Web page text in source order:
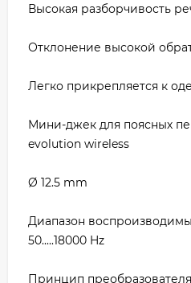
Высокая разборчивость
Отклонение высокой
Легко прикрепляется к
Мини-джек для поясных
evolution wireless
Ø 12.5 mm
Диапазон
50.....18000 Hz
Принцип